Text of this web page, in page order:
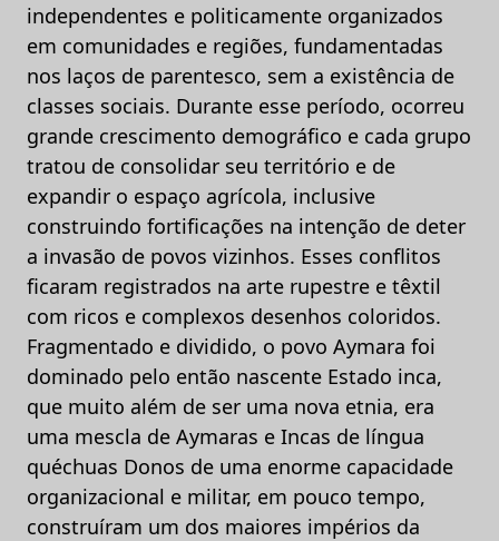
independentes e politicamente organizados
em comunidades e regiões, fundamentadas
nos laços de parentesco, sem a existência de
classes sociais. Durante esse período, ocorreu
grande crescimento demográfico e cada grupo
tratou de consolidar seu território e de
expandir o espaço agrícola, inclusive
construindo fortificações na intenção de deter
a invasão de povos vizinhos. Esses conflitos
ficaram registrados na arte rupestre e têxtil
com ricos e complexos desenhos coloridos.
Fragmentado e dividido, o povo Aymara foi
dominado pelo então nascente Estado inca,
que muito além de ser uma nova etnia, era
uma mescla de Aymaras e Incas de língua
quéchuas Donos de uma enorme capacidade
organizacional e militar, em pouco tempo,
construíram um dos maiores impérios da